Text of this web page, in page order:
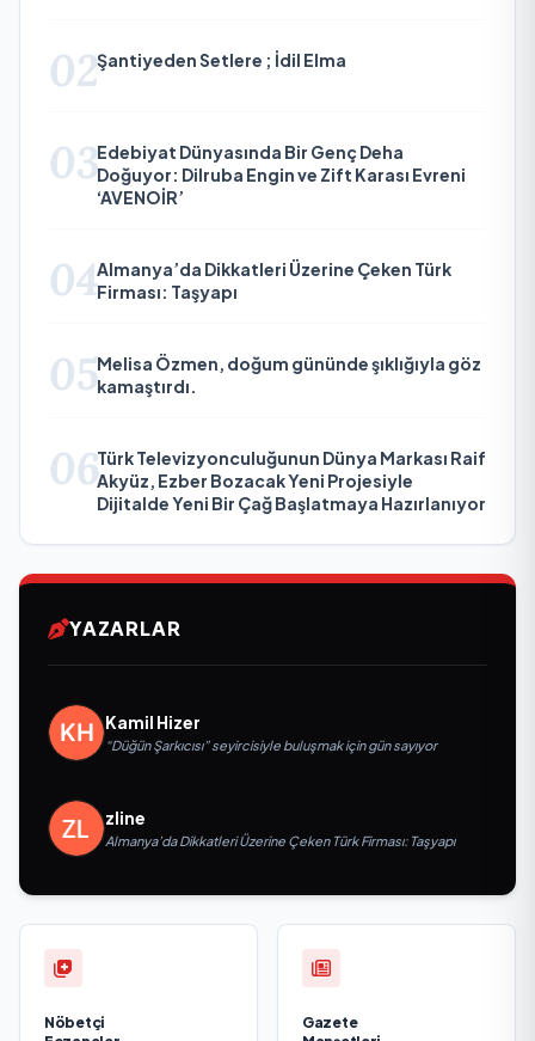
02Şantiyeden Setlere ; İdil Elma
03Edebiyat Dünyasında Bir Genç Deha
Doğuyor: Dilruba Engin ve Zift Karası Evreni
‘AVENOİR’
04Almanya’da Dikkatleri Üzerine Çeken Türk
Firması: Taşyapı
05Melisa Özmen, doğum gününde şıklığıyla göz
kamaştırdı.
06Türk Televizyonculuğunun Dünya Markası Raif
Akyüz, Ezber Bozacak Yeni Projesiyle
Dijitalde Yeni Bir Çağ Başlatmaya Hazırlanıyor
YAZARLAR
Kamil Hizer
“Düğün Şarkıcısı” seyircisiyle buluşmak için gün sayıyor
zline
Almanya’da Dikkatleri Üzerine Çeken Türk Firması: Taşyapı
Nöbetçi
Gazete